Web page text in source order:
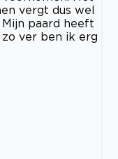
vergt dus wel
paard heeft
ver ben ik erg